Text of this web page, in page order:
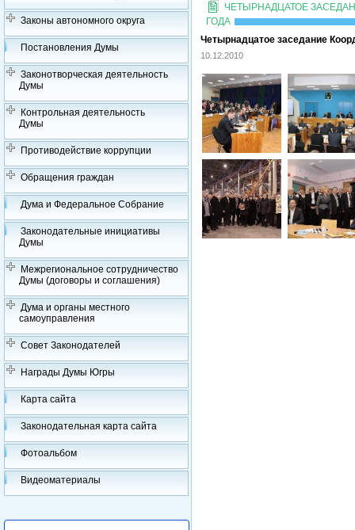
Законы автономного округа
Постановления Думы
Законотворческая деятельность
Думы
Контрольная деятельность
Думы
Противодействие коррупции
Обращения граждан
Дума и Федеральное Собрание
Законодательные инициативы
Думы
Межрегиональное сотрудничество
Думы (договоры и соглашения)
Дума и органы местного
самоуправления
Совет Законодателей
Награды Думы Югры
Карта сайта
Законодательная карта сайта
Фотоальбом
Видеоматериалы
ЧЕТЫРНАДЦАТОЕ
ГОДА
Четырнадцатое заседание
10.12.2010